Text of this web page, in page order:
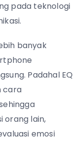
pada teknologi
banyak
Padahal EQ
cara
orang lain,
emosi